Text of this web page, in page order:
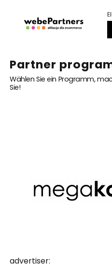
Partner
Wählen Sie ein Programm,
Sie!
advertiser: